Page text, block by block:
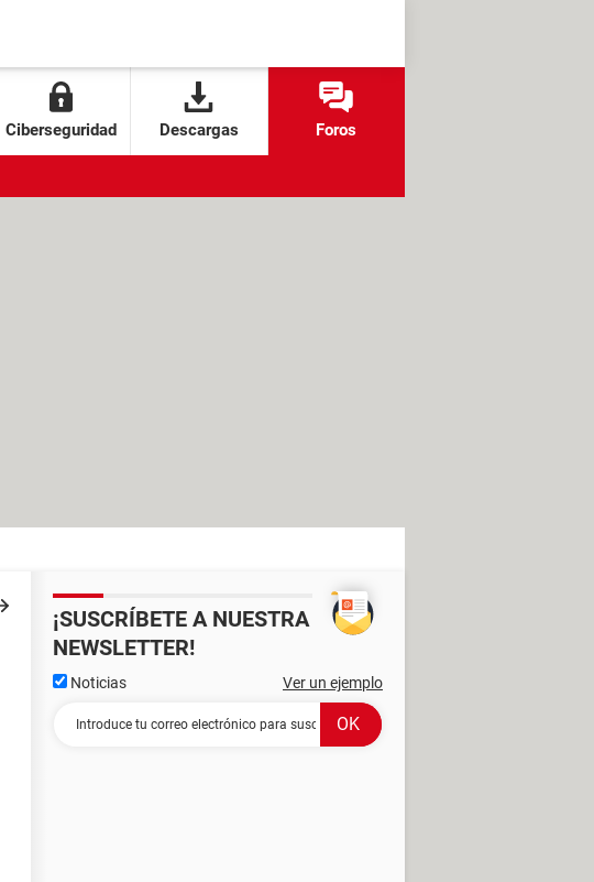
Ciberseguridad Descargas Foros
¡SUSCRÍBETE A NUESTRA
NEWSLETTER!
Noticias Ver un ejemplo